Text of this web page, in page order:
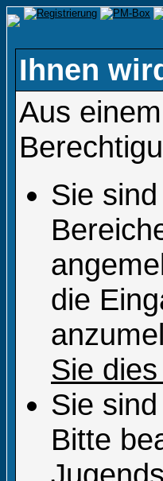
Ihnen
Aus
Sie
die
Sie
Sie
Bitte